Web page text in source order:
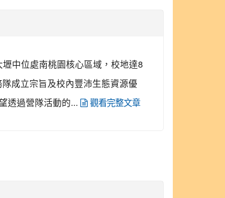
中位處南桃園核心區域，校地達8
成立宗旨及校內豐沛生態資源優
透過營隊活動的...
觀看完整文章